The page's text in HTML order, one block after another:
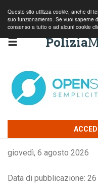
Questo sito utilizza cookie, anche di
suo funzionamento. Se vuoi saperne
consenso a tutto o ad alcuni cookie
Polizia
ACCEDI
giovedì, 6 agosto 2026
Data di pubblicazione: